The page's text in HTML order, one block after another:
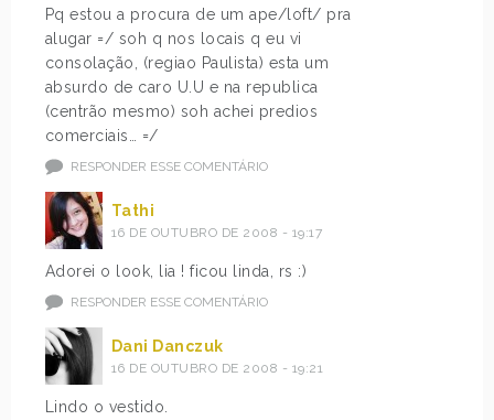
Pq estou a procura de um ape/loft/ pra
alugar =/ soh q nos locais q eu vi
consolação, (regiao Paulista) esta um
absurdo de caro U.U e na republica
(centrão mesmo) soh achei predios
comerciais… =/
RESPONDER ESSE COMENTÁRIO
Tathi
16 DE OUTUBRO DE 2008 - 19:17
Adorei o look, lia ! ficou linda, rs :)
RESPONDER ESSE COMENTÁRIO
Dani Danczuk
16 DE OUTUBRO DE 2008 - 19:21
Lindo o vestido.